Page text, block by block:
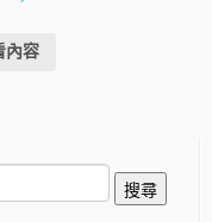
內容
搜尋